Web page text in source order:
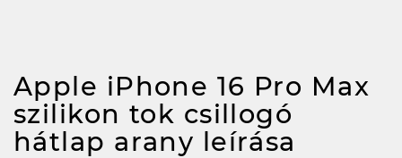
Apple iPhone 16 Pro Max
szilikon tok csillogó
hátlap arany leírása